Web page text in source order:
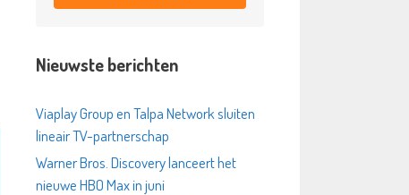
Nieuwste berichten
Viaplay Group en Talpa Network sluiten
lineair TV-partnerschap
Warner Bros. Discovery lanceert het
nieuwe HBO Max in juni